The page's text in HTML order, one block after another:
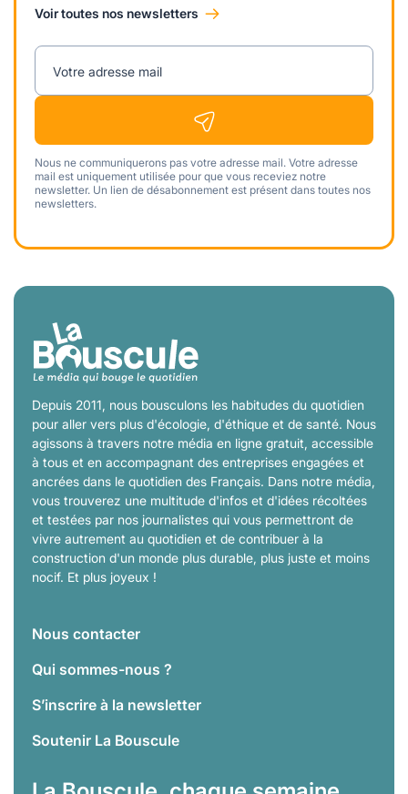
Voir toutes nos newsletters
Votre adresse mail
Nous ne communiquerons pas votre adresse mail. Votre adresse
mail est uniquement utilisée pour que vous receviez notre
newsletter. Un lien de désabonnement est présent dans toutes nos
newsletters.
Depuis 2011, nous bousculons les habitudes du quotidien
pour aller vers plus d'écologie, d'éthique et de santé. Nous
agissons à travers notre média en ligne gratuit, accessible
à tous et en accompagnant des entreprises engagées et
ancrées dans le quotidien des Français. Dans notre média,
vous trouverez une multitude d'infos et d'idées récoltées
et testées par nos journalistes qui vous permettront de
vivre autrement au quotidien et de contribuer à la
construction d'un monde plus durable, plus juste et moins
nocif. Et plus joyeux !
Nous contacter
Qui sommes-nous ?
S’inscrire à la newsletter
Soutenir La Bouscule